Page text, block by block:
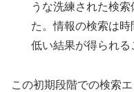
うな洗練された検
た。情報の検索は
低い結果が得られる
この初期段階での検索